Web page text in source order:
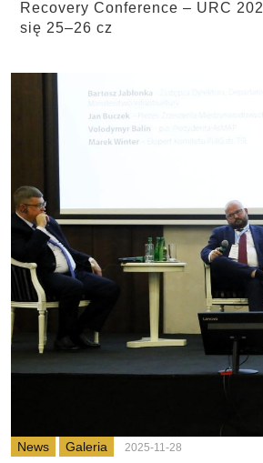
Recovery Conference – URC
się 25–26 cz
News Galeria 2025-11-28